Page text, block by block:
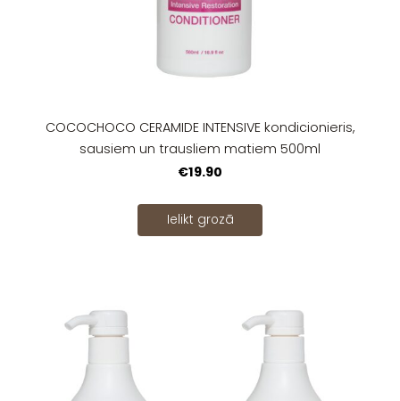
COCOCHOCO CERAMIDE INTENSIVE kondicionieris,
sausiem un trausliem matiem 500ml
€19.90
Ielikt grozā